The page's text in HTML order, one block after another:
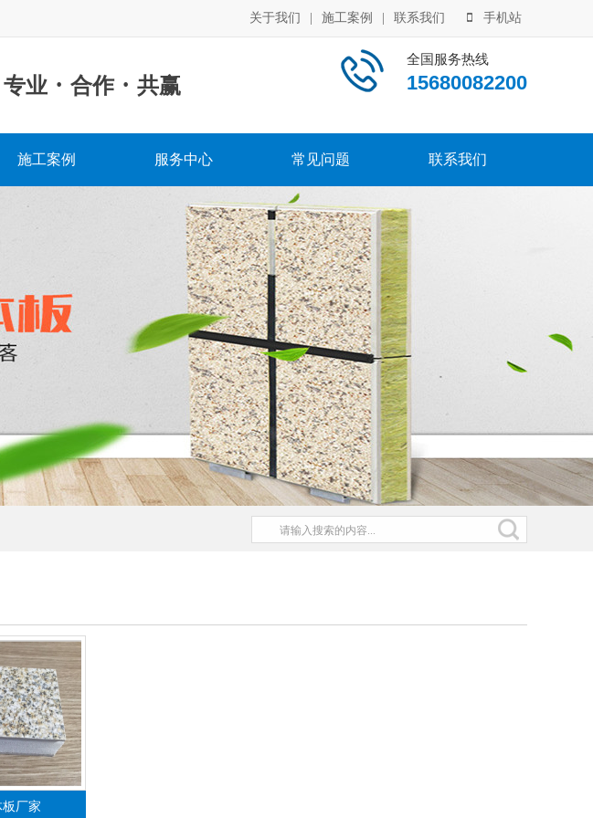
关于我们 施工案例 联系我们 手机站
专业 · 合作 · 共赢
全国服务热线
15680082200
施工案例 服务中心 常见问题 联系我们
厂家